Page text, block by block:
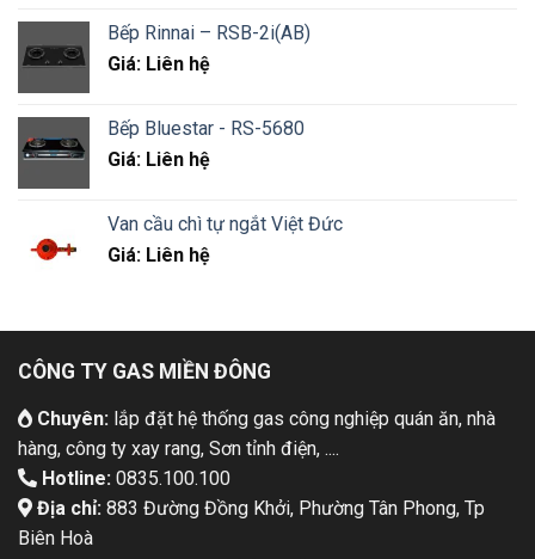
Bếp Rinnai – RSB-2i(AB)
Giá: Liên hệ
Bếp Bluestar - RS-5680
Giá: Liên hệ
Van cầu chì tự ngắt Việt Đức
Giá: Liên hệ
CÔNG TY GAS MIỀN ĐÔNG
Chuyên:lắp đặt hệ thống gas công nghiệp quán ăn, nhà
hàng, công ty xay rang, Sơn tỉnh điện, ....
Hotline: 0835.100.100
Địa chỉ:883 Đường Đồng Khởi, Phường Tân Phong, Tp
Biên Hoà